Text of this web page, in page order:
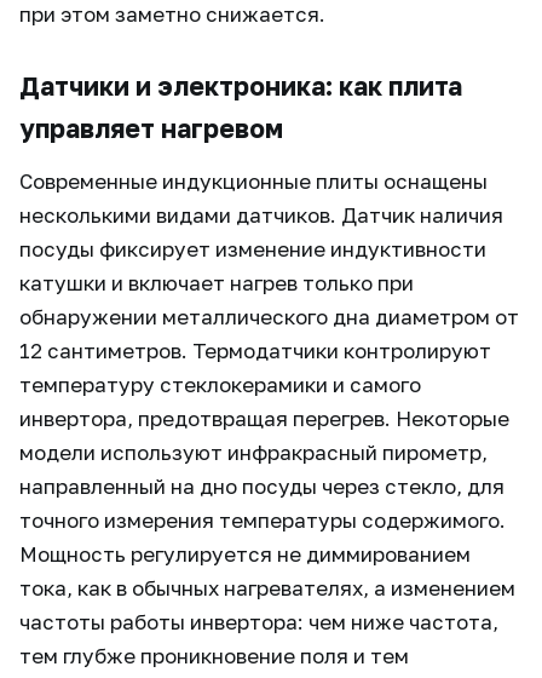
при этом заметно снижается.
Датчики и электроника: как плита
управляет нагревом
Современные индукционные плиты оснащены
несколькими видами датчиков. Датчик наличия
посуды фиксирует изменение индуктивности
катушки и включает нагрев только при
обнаружении металлического дна диаметром от
12 сантиметров. Термодатчики контролируют
температуру стеклокерамики и самого
инвертора, предотвращая перегрев. Некоторые
модели используют инфракрасный пирометр,
направленный на дно посуды через стекло, для
точного измерения температуры содержимого.
Мощность регулируется не диммированием
тока, как в обычных нагревателях, а изменением
частоты работы инвертора: чем ниже частота,
тем глубже проникновение поля и тем